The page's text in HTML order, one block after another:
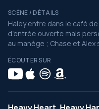
SCÈNE / DÉTAILS
Haley entre dans le café
d'entrée ouverte mais
au manège ; Chase et Alex
ÉCOUTER SUR